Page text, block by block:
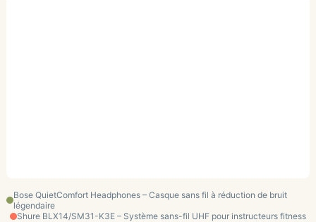
Bose QuietComfort Headphones – Casque sans fil à réduction de bruit
légendaire
Shure BLX14/SM31-K3E – Système sans-fil UHF pour instructeurs fitness